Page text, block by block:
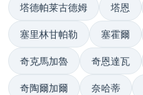
塔德帕莱古德姆 塔恩
塞里林甘帕勒 塞霍爾
奇克馬加魯 奇恩達瓦
奇陶爾加爾 奈哈蒂